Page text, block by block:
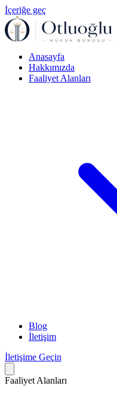
İçeriğe geç
Anasayfa
Hakkımızda
Faaliyet Alanları
Blog
İletişim
İletişime Geçin
Faaliyet Alanları